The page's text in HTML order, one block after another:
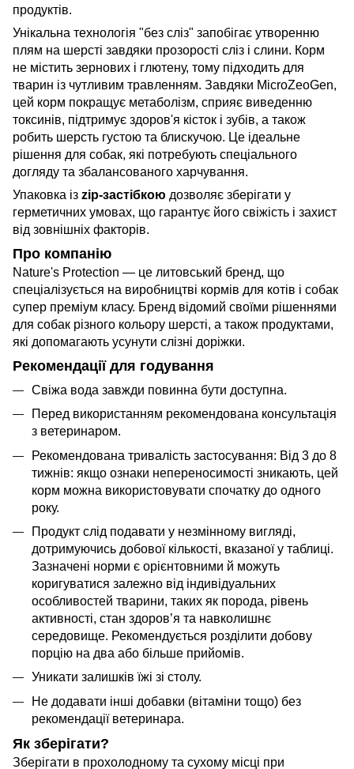
продуктів.
Унікальна технологія "без сліз" запобігає утворенню
плям на шерсті завдяки прозорості сліз і слини. Корм
не містить зернових і глютену, тому підходить для
тварин із чутливим травленням. Завдяки MicroZeoGen,
цей корм покращує метаболізм, сприяє виведенню
токсинів, підтримує здоров'я кісток і зубів, а також
робить шерсть густою та блискучою. Це ідеальне
рішення для собак, які потребують спеціального
догляду та збалансованого харчування.
Упаковка із zip-застібкою дозволяє зберігати у
герметичних умовах, що гарантує його свіжість і захист
від зовнішніх факторів.
Про компанію
Nature's Protection — це литовський бренд, що
спеціалізується на виробництві кормів для котів і собак
супер преміум класу. Бренд відомий своїми рішеннями
для собак різного кольору шерсті, а також продуктами,
які допомагають усунути слізні доріжки.
Рекомендації для годування
Свіжа вода завжди повинна бути доступна.
Перед використанням рекомендована консультація
з ветеринаром.
Рекомендована тривалість застосування: Від 3 до 8
тижнів: якщо ознаки непереносимості зникають, цей
корм можна використовувати спочатку до одного
року.
Продукт слід подавати у незмінному вигляді,
дотримуючись добової кількості, вказаної у таблиці.
Зазначені норми є орієнтовними й можуть
коригуватися залежно від індивідуальних
особливостей тварини, таких як порода, рівень
активності, стан здоров’я та навколишнє
середовище. Рекомендується розділити добову
порцію на два або більше прийомів.
Уникати залишків їжі зі столу.
Не додавати інші добавки (вітаміни тощо) без
рекомендації ветеринара.
Як зберігати?
Зберігати в прохолодному та сухому місці при